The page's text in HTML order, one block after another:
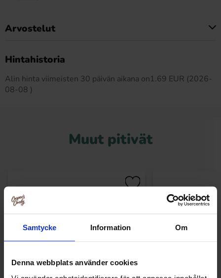
Samtycke Information Om
Denna webbplats använder cookies
Arvostelut
Hintahistoria
Alin hinta viimeisten 30 päivän aikana on1.69 EUR (2026-
08-08 )
Muut pitivät